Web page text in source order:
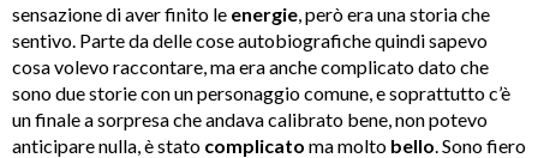
sensazione di aver finito le energie, però era una storia che
sentivo. Parte da delle cose autobiografiche quindi sapevo
cosa volevo raccontare, ma era anche complicato dato che
sono due storie con un personaggio comune, e soprattutto c’è
un finale a sorpresa che andava calibrato bene, non potevo
anticipare nulla, è stato complicato ma molto bello. Sono fiero